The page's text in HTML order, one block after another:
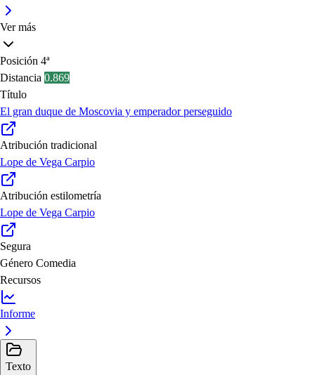
Ver más
Posición 4ª
Distancia 0.869
Título
El gran duque de Moscovia y emperador perseguido
Atribución tradicional
Lope de Vega Carpio
Atribución estilometría
Lope de Vega Carpio
Segura
Género Comedia
Recursos
Informe
Texto